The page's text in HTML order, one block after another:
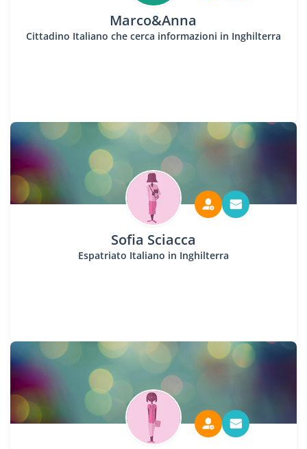
Marco&Anna
Cittadino Italiano che cerca informazioni in Inghilterra
Sofia Sciacca
Espatriato Italiano in Inghilterra